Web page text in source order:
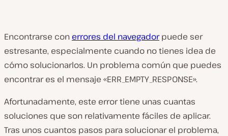
Encontrarse con errores del navegadorpuede ser
estresante, especialmente cuando no tienes idea de
cómo solucionarlos. Un problema común que puedes
encontrar es el mensaje «ERR_EMPTY_RESPONSE».
Afortunadamente, este error tiene unas cuantas
soluciones que son relativamente fáciles de aplicar.
Tras unos cuantos pasos para solucionar el problema,